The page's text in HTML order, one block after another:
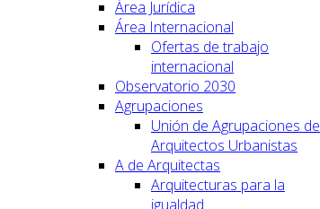
Área Jurídica
Área Internacional
Ofertas de trabajo
internacional
Observatorio 2030
Agrupaciones
Unión de Agrupaciones de
Arquitectos Urbanistas
A de Arquitectas
Arquitecturas para la
igualdad